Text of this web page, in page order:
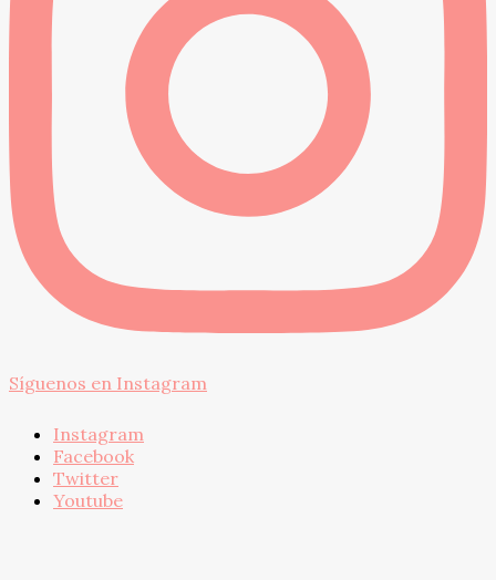
Síguenos en Instagram
Instagram
Facebook
Twitter
Youtube